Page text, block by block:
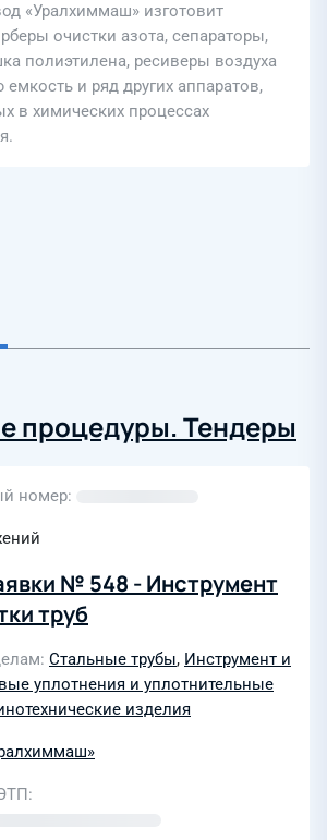
«Уралхиммаш» изготовит
очистки азота, сепараторы,
полиэтилена, ресиверы воздуха
и ряд других аппаратов,
в химических процессах
процедуры. Тендеры
номер
№ 548 - Инструмент
труб
Стальные трубы, Инструмент и
уплотнения и уплотнительные
изделия